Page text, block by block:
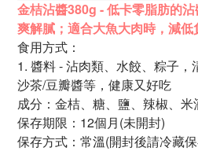
金桔沾醬380g - 低卡零脂肪的沾
爽解膩；適合大魚大肉時， 減低
食用方式：
1. 醬料 - 沾肉類、水餃、粽子，
沙茶/豆瓣醬等，健康又好吃
成分：金桔、糖、鹽、辣椒、 米
保存期限：12個月(未開封)
保存方式：常溫(開封後請冷藏